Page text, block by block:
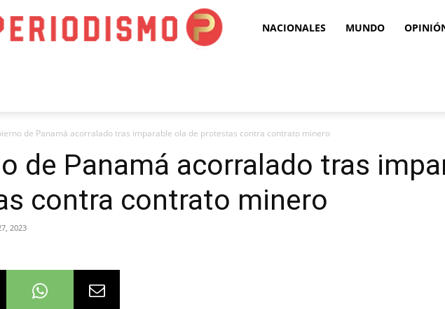
Puro NACIONALES MUNDO
de Panamá acorralado tras imparable ola de protestas contra contrato minero
de Panamá acorralado tras
contra contrato minero
2023